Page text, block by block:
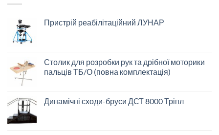
Пристрій реабілітаційний ЛУНАР
Столик для розробки рук та дрібної моторики
пальців ТБ/О (повна комплектація)
Динамічні сходи-бруси ДСТ 8000 Тріпл